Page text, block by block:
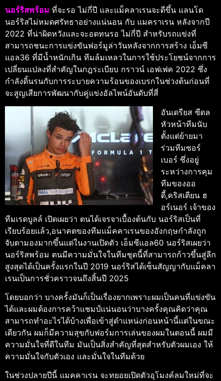
นอร์ริสพร้อม ที่จะรอ ไม่กี่ปี และแม็คลาเรนจะดีขึ้น แลนโด
นอร์ริสไม่หมดศรัทธาอย่างแน่นอน กับ แมคราเรน หลังจากปี
2022 ที่น่าผิดหวังและจะอดทนรอ ไม่กี่ปี สำหรับรถแข่งที่
สามารถชนะการแข่งขันฟอร์มูล่าวันหลังจากการสร้าง เอ็มซี
แอล36 ที่มีน้ำหนักเกิน ทีมล้มเหลวในการใช้ประโยชน์จากการ
เปลี่ยนแปลงที่สำคัญในกฎระเบียบ กราวน์ เอฟเฟค 2022 ซึ่ง
กำลังดิ้นรนกับการระบายความร้อนของเบรกในช่วงต้นก่อนที่
จะสูญเสียการพัฒนากับคู่แข่งอัลไพน์อันดับที่สี่
อันเดรียส ซีดล
หัวหน้าทีมนับ
ตั้งแต่ย้ายมา
ร่วมทีมซอร์
เบอร์ ซึ่งอยู่
ระหว่างการคุม
ทีมของออ
ดี้,คริสเตียน ฮ
อร์เนอร์ เจ้าของ
ทีมเรดบูลล์ เปิดเผยว่า ตนได้เจรจาเบื้องต้นกับ นอร์ริสเป็นที่
เรียบร้อยแล้ว,อนาคตของทีมแม็คคาเรนของอังกฤษกำลังถูก
จับตามองมากขึ้นแต่ในงานเปิดตัว เอ็มซีแอล60 นอร์ริสเผยว่า
นอร์ริสพร้อม ตนมีความมั่นใจในทีมชุดนี้ที่สามารถก้าวขึ้นสู่ลีก
สูงสุดได้เป็นครั้งแรกในปี 2019 นอร์ริสได้เซ็นสัญญากับแม็คลา
เรนเป็นการชั่วคราวจนถึงสิ้นปี 2025
โดยบอกว่า บางครั้งมันก็เป็นเรื่องยากเพราะผมเป็นคนที่แข่งขัน
ได้และผมต้องการคว้าแชมป์แน่นอนว่าบางครั้งคุณคิดว่าคุณ
สามารถทำอะไรได้บ้างเพื่อเข้าสู่ตำแหน่งก่อนหน้านี้แต่ในขณะ
เดียวกัน ผมก็มีความสุขกับฟอร์มการเล่นของผมในตอนนี้ ผมมี
ความมั่นใจที่ดีในทีม มันเป็นสิ่งสำคัญที่สุดสำหรับตัวผมเอง ให้
ความมั่นใจกับตัวเอง และมั่นใจในทีมด้วย
ในช่วงปลายปีนี้ แมคคาเรน จะทยอยเปิดตัวอุโมงค์ลมใหม่ที่จะ